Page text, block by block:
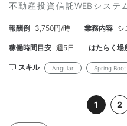
不動産投資信託WEBシステ
バサイドの開発となります。
発経験 ・Spring Bootでの開発
フルリモート(PC貸与等は神保
40代（30代まで優先） 【外
（管理番号：NKT20260512-03
報酬例 3,750円/時 業務内容 シ
稼働時間目安 週5日 はたらく場
スキル Angular Spring Boot
1 2